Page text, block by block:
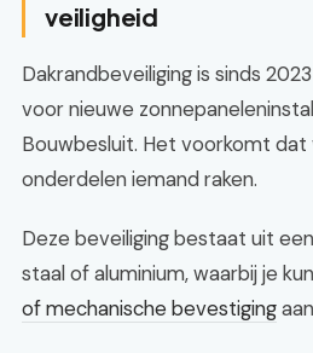
veiligheid
Dakrandbeveiliging is sinds
voor nieuwe
Bouwbesluit. Het voorkomt dat
onderdelen iemand raken.
Deze beveiliging bestaat uit
staal of aluminium, waarbij je
of mechanische bevestiging